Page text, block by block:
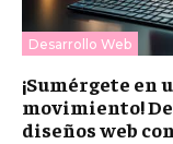
Desarrollo Web
¡Sumérgete en
movimiento!
diseños web